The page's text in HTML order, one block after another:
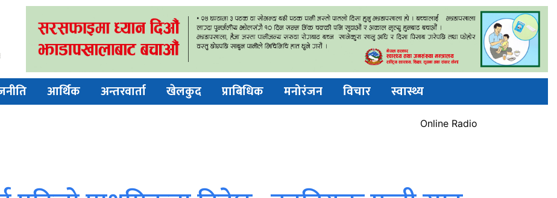
आर्थिक अन्तरवार्ता खेलकुद प्राबिधिक मनोरंजन विचार स्वास्थ्य